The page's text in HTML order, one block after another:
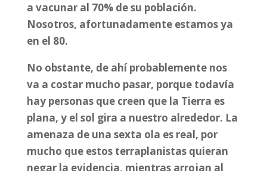
a vacunar al 70% de su población.
Nosotros, afortunadamente estamos ya
en el 80.
No obstante, de ahí probablemente nos
va a costar mucho pasar, porque todavía
hay personas que creen que la Tierra es
plana, y el sol gira a nuestro alrededor. La
amenaza de una sexta ola es real, por
mucho que estos terraplanistas quieran
negar la evidencia, mientras arrojan al